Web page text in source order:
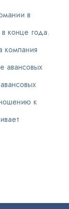
в
конце года.
компания
авансовых
к